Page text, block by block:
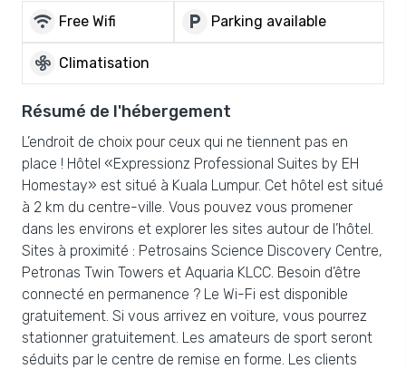
wifi Free Wifi local_parking Parking available
mode_fan Climatisation
Résumé de l'hébergement
L’endroit de choix pour ceux qui ne tiennent pas en
place ! Hôtel «Expressionz Professional Suites by EH
Homestay» est situé à Kuala Lumpur. Cet hôtel est situé
à 2 km du centre-ville. Vous pouvez vous promener
dans les environs et explorer les sites autour de l’hôtel.
Sites à proximité : Petrosains Science Discovery Centre,
Petronas Twin Towers et Aquaria KLCC. Besoin d’être
connecté en permanence ? Le Wi-Fi est disponible
gratuitement. Si vous arrivez en voiture, vous pourrez
stationner gratuitement. Les amateurs de sport seront
séduits par le centre de remise en forme. Les clients